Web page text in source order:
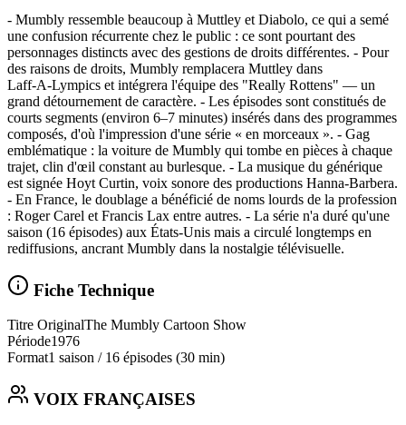
- Mumbly ressemble beaucoup à Muttley et Diabolo, ce qui a semé
une confusion récurrente chez le public : ce sont pourtant des
personnages distincts avec des gestions de droits différentes. - Pour
des raisons de droits, Mumbly remplacera Muttley dans
Laff‑A‑Lympics et intégrera l'équipe des "Really Rottens" — un
grand détournement de caractère. - Les épisodes sont constitués de
courts segments (environ 6–7 minutes) insérés dans des programmes
composés, d'où l'impression d'une série « en morceaux ». - Gag
emblématique : la voiture de Mumbly qui tombe en pièces à chaque
trajet, clin d'œil constant au burlesque. - La musique du générique
est signée Hoyt Curtin, voix sonore des productions Hanna‑Barbera.
- En France, le doublage a bénéficié de noms lourds de la profession
: Roger Carel et Francis Lax entre autres. - La série n'a duré qu'une
saison (16 épisodes) aux États‑Unis mais a circulé longtemps en
rediffusions, ancrant Mumbly dans la nostalgie télévisuelle.
Fiche Technique
Titre OriginalThe Mumbly Cartoon Show
Période1976
Format1 saison / 16 épisodes (30 min)
VOIX FRANÇAISES